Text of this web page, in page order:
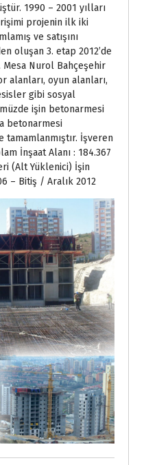
1990 – 2001 yılları
projenin ilk iki
ve satışını
oluşan 3. etap 2012’de
Mesa Nurol Bahçeşehir
alanları, oyun alanları,
gibi sosyal
işin betonarmesi
betonarmesi
İşveren
İnşaat Alanı : 184.367
(Alt Yüklenici) İşin
– Bitiş / Aralık 2012